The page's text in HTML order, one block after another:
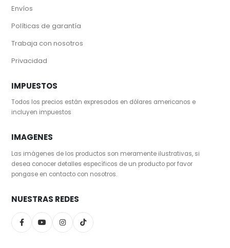
Envíos
Políticas de garantía
Trabaja con nosotros
Privacidad
IMPUESTOS
Todos los precios están expresados en dólares americanos e
incluyen impuestos
IMAGENES
Las imágenes de los productos son meramente ilustrativas, si
desea conocer detalles específicos de un producto por favor
pongase en contacto con nosotros.
NUESTRAS REDES